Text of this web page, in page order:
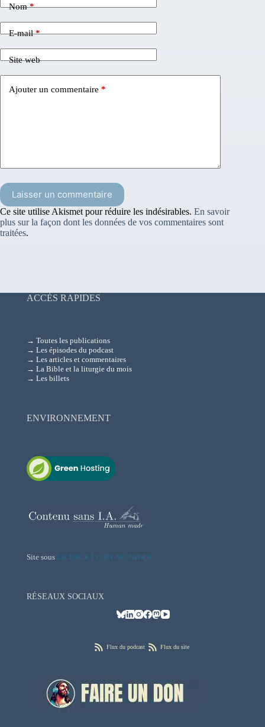
Nom*
E-mail*
Site web
Ajouter un commentaire *
Laisser un commentaire
Ce site utilise Akismet pour réduire les indésirables. En savoir
plus sur la façon dont les données de vos commentaires sont
traitées.
ACCÈS RAPIDES
→ Toutes les publications
→ Les épisodes du podcast
→ Les articles et commentaires
→ La Bible et la liturgie du mois
→ Les billets
ENVIRONNEMENT
Site sous LICENCE CC BY-NC-ND 4.0
RÉSEAUX SOCIAUX
Flux du podcast Flux du site